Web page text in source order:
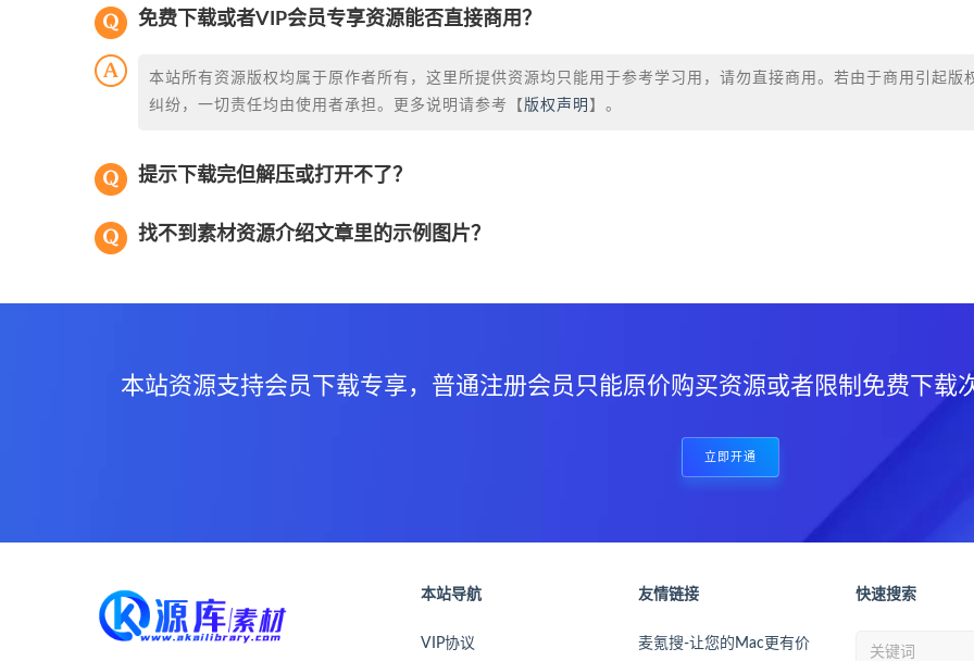
免费下载或者VIP会员专享资源能否直接商用？
本站所有资源版权均属于原作者所有，这里所提供资源均只能用于参考学习用，请勿直接商用。若由于商用引起版
纠纷，一切责任均由使用者承担。更多说明请参考【 版权声明 】。
提示下载完但解压或打开不了？
找不到素材资源介绍文章里的示例图片？
本站资源支持会员下载专享，普通注册会员只能原价购买资源或者限制免费下载
立即开通
本站导航
VIP协议
友情链接
麦氪搜-让您的Mac更有价
快速搜索